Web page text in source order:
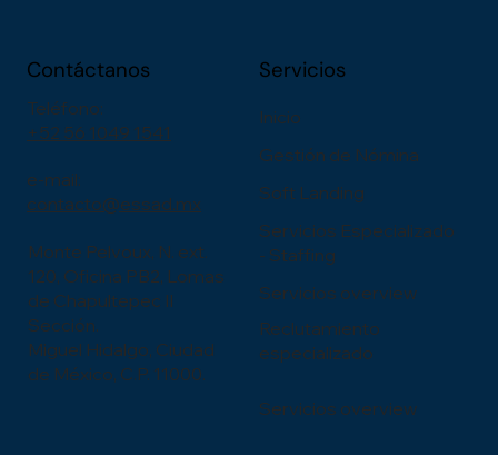
Servicios
Inicio
Gestión de Nómina
Soft Landing
Servicios Especializado
- Staffing
Servicios overview
Reclutamiento
especializado
Servicios overview
Contáctanos
Teléfono:
+52 56 1049 1541
e-mail:
contacto@essad.mx
Monte Pelvoux, N. ext.
120, Oficina PB2, Lomas
de Chapultepec II
Sección.
Miguel Hidalgo, Ciudad
de México, C.P. 11000.